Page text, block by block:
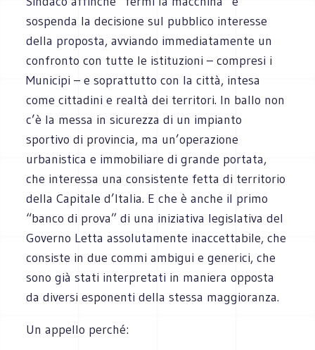
sospenda la decisione sul pubblico interesse
della proposta, avviando immediatamente un
confronto con tutte le istituzioni – compresi i
Municipi – e soprattutto con la città, intesa
come cittadini e realtà dei territori. In ballo non
c’è la messa in sicurezza di un impianto
sportivo di provincia, ma un’operazione
urbanistica e immobiliare di grande portata,
che interessa una consistente fetta di territorio
della Capitale d’Italia. E che è anche il primo
“banco di prova” di una iniziativa legislativa del
Governo Letta assolutamente inaccettabile, che
consiste in due commi ambigui e generici, che
sono già stati interpretati in maniera opposta
da diversi esponenti della stessa maggioranza.
Un appello perché: